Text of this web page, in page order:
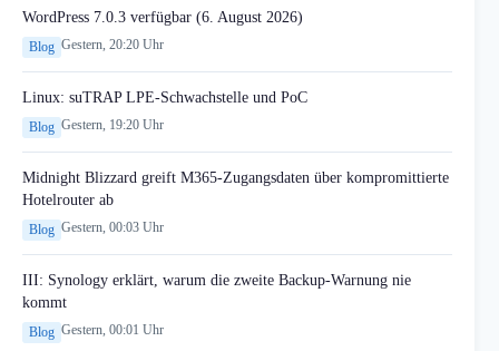
WordPress 7.0.3 verfügbar (6. August 2026)
Blog Gestern, 20:20 Uhr
Linux: suTRAP LPE-Schwachstelle und PoC
Blog Gestern, 19:20 Uhr
Midnight Blizzard greift M365-Zugangsdaten über kompromittierte
Hotelrouter ab
Blog Gestern, 00:03 Uhr
III: Synology erklärt, warum die zweite Backup-Warnung nie
kommt
Blog Gestern, 00:01 Uhr